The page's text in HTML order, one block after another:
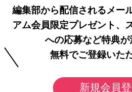
編集部から配信されるメー
アム会員限定プレゼント、
への応募など特典が
無料でご登録いた
新規会員